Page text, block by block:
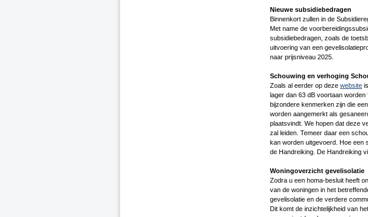
Nieuwe subsidiebedragen
Binnenkort zullen in de
Met name de
subsidiebedragen, zoals de
uitvoering van een
naar prijsniveau 2025.
Schouwing en verhoging
Zoals al eerder op deze website
lager dan 63 dB voortaan worden
bijzondere kenmerken zijn die
worden aangemerkt als
plaatsvindt. We hopen dat deze
zal leiden. Temeer daar een
kan worden uitgevoerd. Hoe een
de Handreiking. De Handreiking
Woningoverzicht gevelisolatie
Zodra u een homa-besluit heeft
van de woningen in het
gevelisolatie en de verdere
Dit komt de inzichtelijkheid van